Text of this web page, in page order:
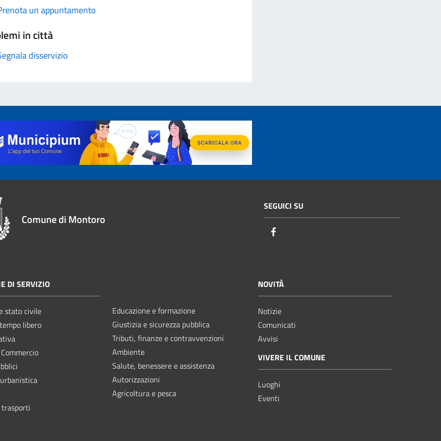
un appuntamento
in città
disservizio
Comune di Montoro
SEGUICI SU
DI SERVIZIO
stato civile
libero
Educazione e formazione
Giustizia e sicurezza pubblica
Tributi, finanze e contravvenzioni
Ambiente
Salute, benessere e assistenza
Autorizzazioni
Agricoltura e pesca
NOVITÀ
Notizie
Comunicati
Avvisi
VIVERE IL COMUNE
Luoghi
Eventi